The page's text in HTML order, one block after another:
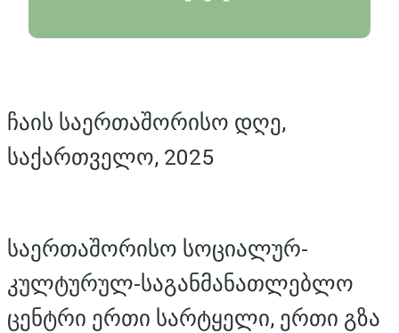
ჩაის საერთაშორისო დღე,
საქართველო, 2025
საერთაშორისო სოციალურ-
კულტურულ-საგანმანათლებლო
ცენტრი ერთი სარტყელი, ერთი გზა